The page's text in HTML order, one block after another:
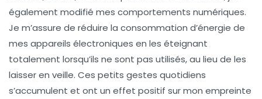
également modifié mes comportements numériques.
Je m’assure de réduire la consommation d’énergie de
mes appareils électroniques en les éteignant
totalement lorsqu’ils ne sont pas utilisés, au lieu de les
laisser en veille. Ces petits gestes quotidiens
s’accumulent et ont un effet positif sur mon empreinte